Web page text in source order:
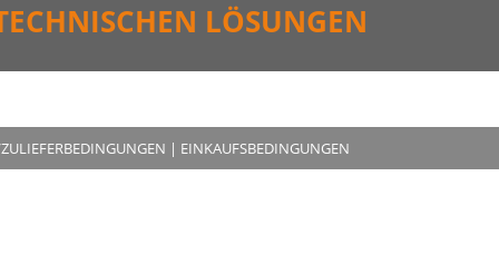
LÖSUNGEN
| EINKAUFSBEDINGUNGEN